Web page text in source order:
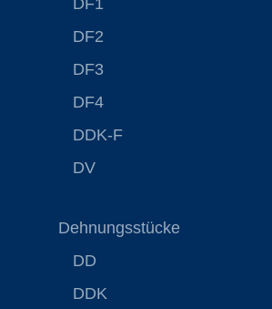
DF1
DF2
DF3
DF4
DDK-F
DV
Dehnungsstücke
DD
DDK